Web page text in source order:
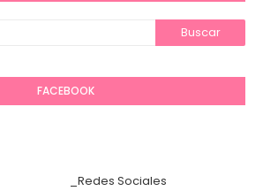
FACEBOOK
_Redes Sociales